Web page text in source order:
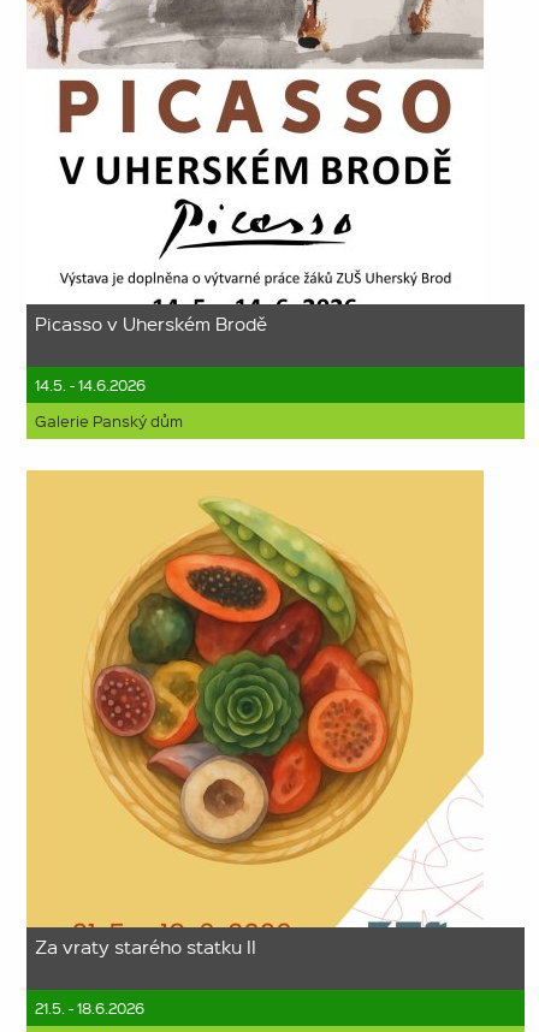
Picasso v Uherském Brodě
14.5. - 14.6.2026
Galerie Panský dům
Za vraty starého statku II
21.5. - 18.6.2026